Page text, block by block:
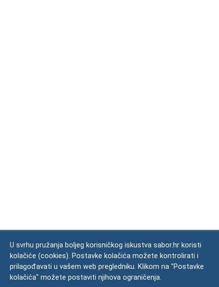
U svrhu pružanja boljeg korisničkog iskustva sabor.hr koristi
kolačiće (cookies). Postavke kolačića možete kontrolirati i
prilagođavati u vašem web pregledniku. Klikom na "Postavke
kolačića" možete postaviti njihova ograničenja.